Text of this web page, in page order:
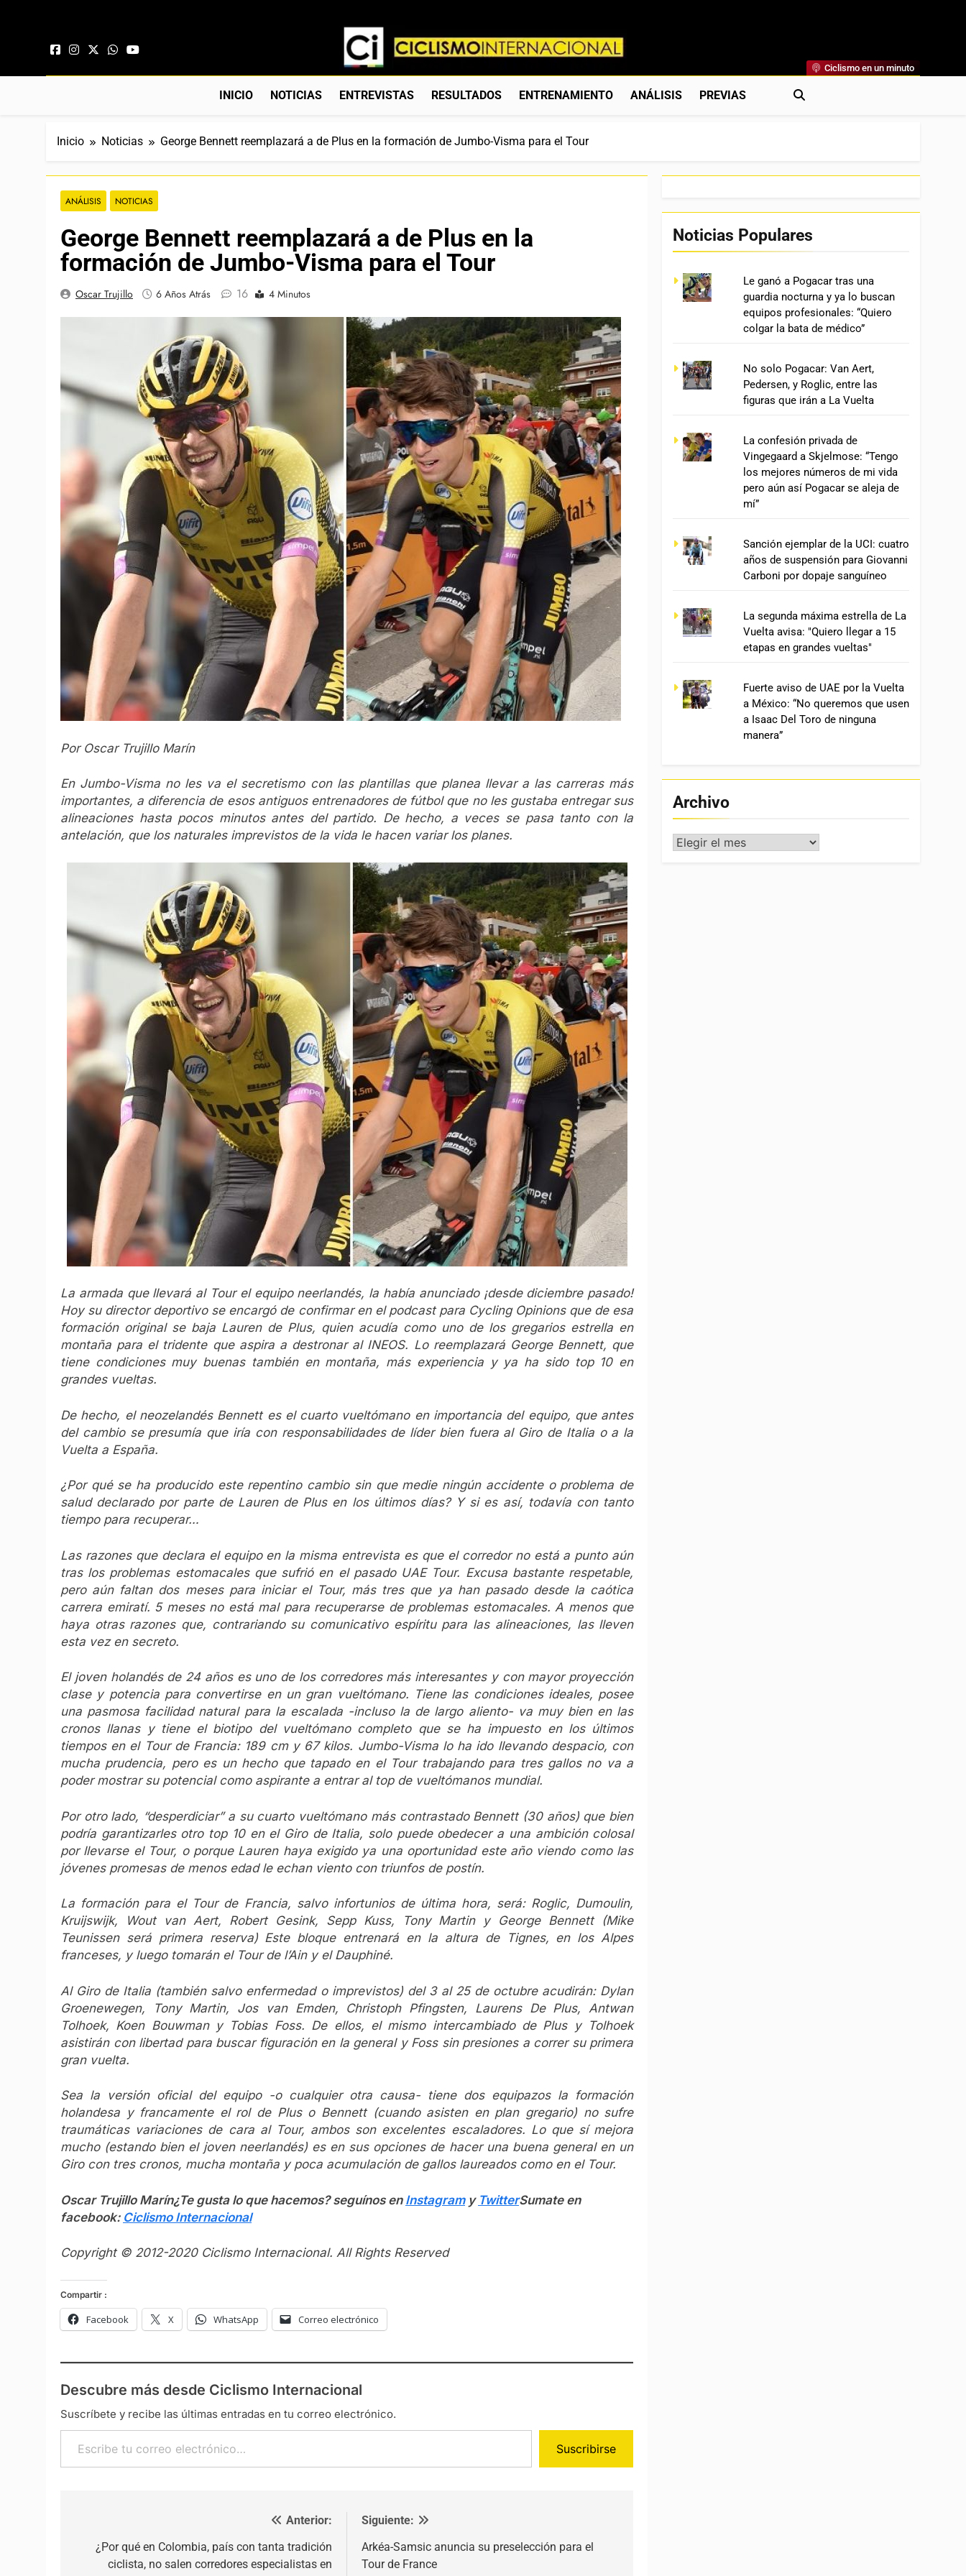
Ciclismo Internacional
Web Dedicada Al Ciclismo Mundial. Entrevistas, Análisis, Crónicas, Previas Y Más. La Web Ciclista De Referencia.
Ciclismo en un minuto
INICIO NOTICIAS ENTREVISTAS RESULTADOS ENTRENAMIENTO ANÁLISIS PREVIAS
Inicio Noticias George Bennett reemplazará a de Plus en la formación de Jumbo-Visma para el Tour
ANÁLISIS NOTICIAS
George Bennett reemplazará a de Plus en la
formación de Jumbo-Visma para el Tour
Oscar Trujillo 6 Años Atrás 16 4 Minutos
Por Oscar Trujillo Marín
En Jumbo-Visma no les va el secretismo con las plantillas que planea llevar a las carreras más
importantes, a diferencia de esos antiguos entrenadores de fútbol que no les gustaba entregar sus
alineaciones hasta pocos minutos antes del partido. De hecho, a veces se pasa tanto con la
antelación, que los naturales imprevistos de la vida le hacen variar los planes.
La armada que llevará al Tour el equipo neerlandés, la había anunciado ¡desde diciembre pasado!
Hoy su director deportivo se encargó de confirmar en el podcast para Cycling Opinions que de esa
formación original se baja Lauren de Plus, quien acudía como uno de los gregarios estrella en
montaña para el tridente que aspira a destronar al INEOS. Lo reemplazará George Bennett, que
tiene condiciones muy buenas también en montaña, más experiencia y ya ha sido top 10 en
grandes vueltas.
De hecho, el neozelandés Bennett es el cuarto vueltómano en importancia del equipo, que antes
del cambio se presumía que iría con responsabilidades de líder bien fuera al Giro de Italia o a la
Vuelta a España.
¿Por qué se ha producido este repentino cambio sin que medie ningún accidente o problema de
salud declarado por parte de Lauren de Plus en los últimos días? Y si es así, todavía con tanto
tiempo para recuperar…
Las razones que declara el equipo en la misma entrevista es que el corredor no está a punto aún
tras los problemas estomacales que sufrió en el pasado UAE Tour. Excusa bastante respetable,
pero aún faltan dos meses para iniciar el Tour, más tres que ya han pasado desde la caótica
carrera emiratí. 5 meses no está mal para recuperarse de problemas estomacales. A menos que
haya otras razones que, contrariando su comunicativo espíritu para las alineaciones, las lleven
esta vez en secreto.
El joven holandés de 24 años es uno de los corredores más interesantes y con mayor proyección
clase y potencia para convertirse en un gran vueltómano. Tiene las condiciones ideales, posee
una pasmosa facilidad natural para la escalada -incluso la de largo aliento- va muy bien en las
cronos llanas y tiene el biotipo del vueltómano completo que se ha impuesto en los últimos
tiempos en el Tour de Francia: 189 cm y 67 kilos. Jumbo-Visma lo ha ido llevando despacio, con
mucha prudencia, pero es un hecho que tapado en el Tour trabajando para tres gallos no va a
poder mostrar su potencial como aspirante a entrar al top de vueltómanos mundial.
Por otro lado, “desperdiciar” a su cuarto vueltómano más contrastado Bennett (30 años) que bien
podría garantizarles otro top 10 en el Giro de Italia, solo puede obedecer a una ambición colosal
por llevarse el Tour, o porque Lauren haya exigido ya una oportunidad este año viendo como las
jóvenes promesas de menos edad le echan viento con triunfos de postín.
La formación para el Tour de Francia, salvo infortunios de última hora, será: Roglic, Dumoulin,
Kruijswijk, Wout van Aert, Robert Gesink, Sepp Kuss, Tony Martin y George Bennett (Mike
Teunissen será primera reserva) Este bloque entrenará en la altura de Tignes, en los Alpes
franceses, y luego tomarán el Tour de l’Ain y el Dauphiné.
Al Giro de Italia (también salvo enfermedad o imprevistos) del 3 al 25 de octubre acudirán: Dylan
Groenewegen, Tony Martin, Jos van Emden, Christoph Pfingsten, Laurens De Plus, Antwan
Tolhoek, Koen Bouwman y Tobias Foss. De ellos, el mismo intercambiado de Plus y Tolhoek
asistirán con libertad para buscar figuración en la general y Foss sin presiones a correr su primera
gran vuelta.
Sea la versión oficial del equipo -o cualquier otra causa- tiene dos equipazos la formación
holandesa y francamente el rol de Plus o Bennett (cuando asisten en plan gregario) no sufre
traumáticas variaciones de cara al Tour, ambos son excelentes escaladores. Lo que sí mejora
mucho (estando bien el joven neerlandés) es en sus opciones de hacer una buena general en un
Giro con tres cronos, mucha montaña y poca acumulación de gallos laureados como en el Tour.
Oscar Trujillo Marín¿Te gusta lo que hacemos? seguínos en Instagramy TwitterSumate en
facebook: Ciclismo Internacional
Copyright © 2012-2020 Ciclismo Internacional. All Rights Reserved
Compartir :
Facebook X WhatsApp Correo electrónico
Descubre más desde Ciclismo Internacional
Suscríbete y recibe las últimas entradas en tu correo electrónico.
Escribe tu correo electrónico…
Suscribirse
Anterior:
¿Por qué en Colombia, país con tanta tradición
ciclista, no salen corredores especialistas en
Siguiente:
Arkéa-Samsic anuncia su preselección para el
Tour de France
Noticias Populares
Le ganó a Pogacar tras una
guardia nocturna y ya lo buscan
equipos profesionales: “Quiero
colgar la bata de médico”
No solo Pogacar: Van Aert,
Pedersen, y Roglic, entre las
figuras que irán a La Vuelta
La confesión privada de
Vingegaard a Skjelmose: “Tengo
los mejores números de mi vida
pero aún así Pogacar se aleja de
mí”
Sanción ejemplar de la UCI: cuatro
años de suspensión para Giovanni
Carboni por dopaje sanguíneo
La segunda máxima estrella de La
Vuelta avisa: "Quiero llegar a 15
etapas en grandes vueltas"
Fuerte aviso de UAE por la Vuelta
a México: “No queremos que usen
a Isaac Del Toro de ninguna
manera”
Archivo
Archivo